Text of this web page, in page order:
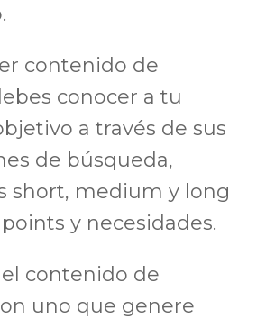
contenido de
conocer a tu
a través de sus
de búsqueda,
short, medium y long
y necesidades.
contenido de
uno que genere